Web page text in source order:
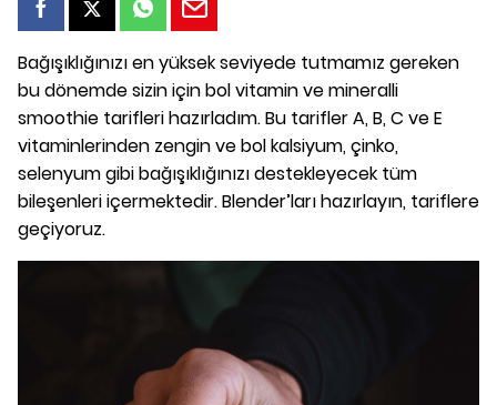
Bağışıklığınızı en yüksek seviyede tutmamız gereken
bu dönemde sizin için bol vitamin ve mineralli
smoothie tarifleri hazırladım. Bu tarifler A, B, C ve E
vitaminlerinden zengin ve bol kalsiyum, çinko,
selenyum gibi bağışıklığınızı destekleyecek tüm
bileşenleri içermektedir. Blender’ları hazırlayın, tariflere
geçiyoruz.